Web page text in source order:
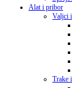
Alat i pribor
Valjci
Trake